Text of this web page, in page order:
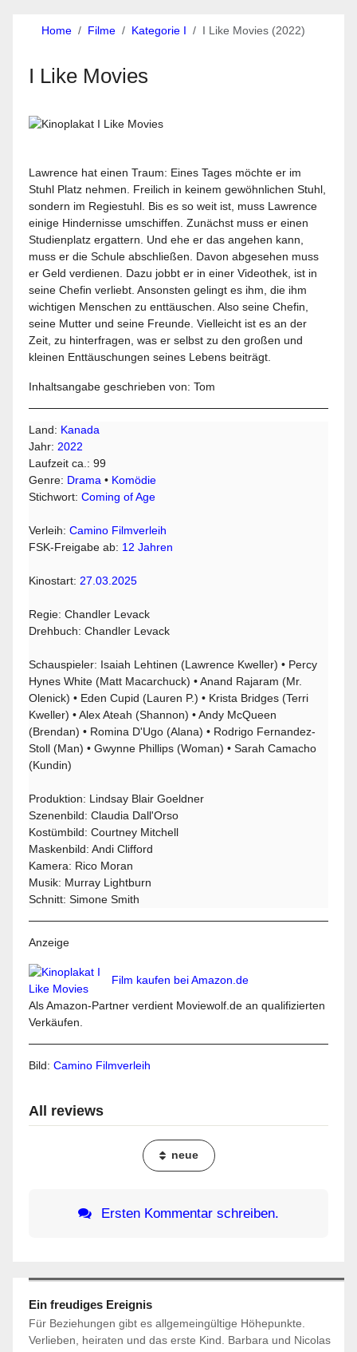
Home Filme Kategorie I I Like Movies (2022)
I Like Movies
Lawrence hat einen Traum: Eines Tages möchte er im
Stuhl Platz nehmen. Freilich in keinem gewöhnlichen Stuhl,
sondern im Regiestuhl. Bis es so weit ist, muss Lawrence
einige Hindernisse umschiffen. Zunächst muss er einen
Studienplatz ergattern. Und ehe er das angehen kann,
muss er die Schule abschließen. Davon abgesehen muss
er Geld verdienen. Dazu jobbt er in einer Videothek, ist in
seine Chefin verliebt. Ansonsten gelingt es ihm, die ihm
wichtigen Menschen zu enttäuschen. Also seine Chefin,
seine Mutter und seine Freunde. Vielleicht ist es an der
Zeit, zu hinterfragen, was er selbst zu den großen und
kleinen Enttäuschungen seines Lebens beiträgt.
Inhaltsangabe geschrieben von: Tom
Land: Kanada
Jahr: 2022
Laufzeit ca.: 99
Genre: Drama • Komödie
Stichwort:Coming of Age
Verleih:Camino Filmverleih
FSK-Freigabe ab: 12 Jahren
Kinostart: 27.03.2025
Regie: Chandler Levack
Drehbuch: Chandler Levack
Schauspieler: Isaiah Lehtinen (Lawrence Kweller) • Percy
Hynes White (Matt Macarchuck) • Anand Rajaram (Mr.
Olenick) • Eden Cupid (Lauren P.) • Krista Bridges (Terri
Kweller) • Alex Ateah (Shannon) • Andy McQueen
(Brendan) • Romina D'Ugo (Alana) • Rodrigo Fernandez-
Stoll (Man) • Gwynne Phillips (Woman) • Sarah Camacho
(Kundin)
Produktion: Lindsay Blair Goeldner
Szenenbild: Claudia Dall'Orso
Kostümbild: Courtney Mitchell
Maskenbild: Andi Clifford
Kamera: Rico Moran
Musik: Murray Lightburn
Schnitt: Simone Smith
Anzeige
Film kaufen bei Amazon.de
Als Amazon-Partner verdient Moviewolf.de an qualifizierten
Verkäufen.
Bild:Camino Filmverleih
All reviews
neue
Ersten Kommentar schreiben.
Ein freudiges Ereignis
Für Beziehungen gibt es allgemeingültige Höhepunkte.
Verlieben, heiraten und das erste Kind. Barbara und Nicolas